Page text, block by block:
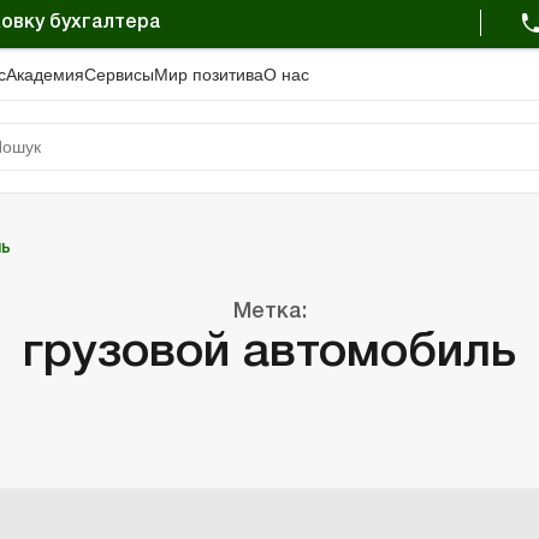
бухгалтера
АкадемияСервисыМир позитиваО нас
Метка:
грузовой автомобиль